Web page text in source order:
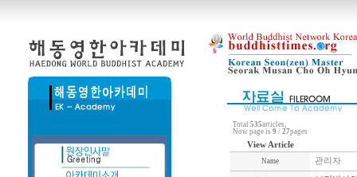
Total 535articles,
Now page is 9 / 27pages
View Article
Name 관리자